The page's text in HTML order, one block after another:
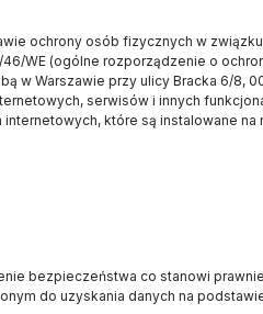
ochrony osób fizycznych w
WE (ogólne rozporządzenie o
w Warszawie przy ulicy Bracka 6/8,
serwisów i innych
które są instalowane na
bezpieczeństwa co stanowi
do uzyskania danych na
środków